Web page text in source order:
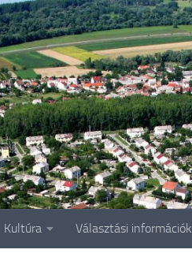
Kultúra Választási információk